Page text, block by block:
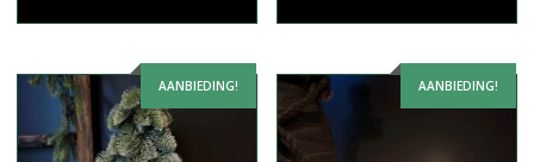
AANBIEDING! AANBIEDING!